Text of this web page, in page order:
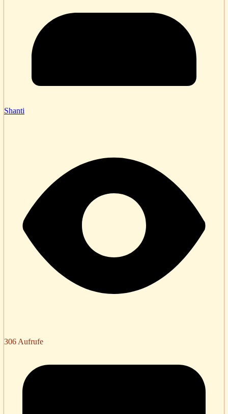
Shanti
306 Aufrufe